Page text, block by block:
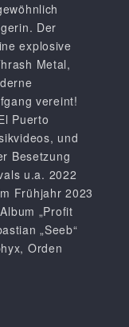
Der
explosive
Metal,
vereint!
Puerto
und
Besetzung
u.a. 2022
Frühjahr 2023
„Profit
„Seeb“
Orden